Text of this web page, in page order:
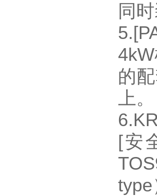
同
的
上。
[安
type